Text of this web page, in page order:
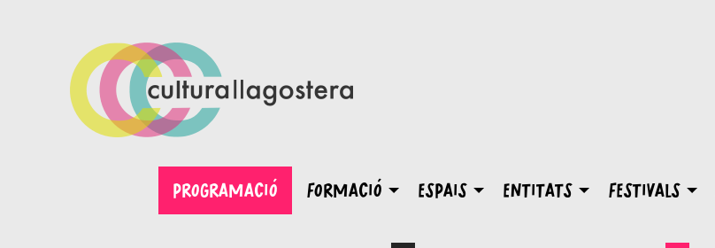
PROGRAMACIÓ FORMACIÓ ESPAIS ENTITATS FESTIVALS